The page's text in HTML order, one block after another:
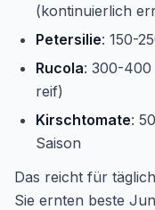
(kontinuierlich
Petersilie: 150-
Rucola: 300-400
reif)
Kirschtomate:
Saison
Das reicht für
Sie ernten beste